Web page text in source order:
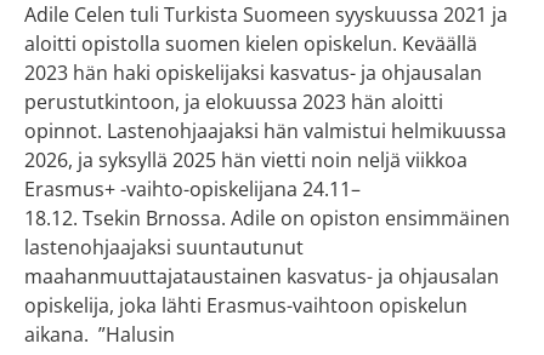
Adile Celen tuli Turkista Suomeen syyskuussa 2021 ja
aloitti opistolla suomen kielen opiskelun. Keväällä
2023 hän haki opiskelijaksi kasvatus- ja ohjausalan
perustutkintoon, ja elokuussa 2023 hän aloitti
opinnot. Lastenohjaajaksi hän valmistui helmikuussa
2026, ja syksyllä 2025 hän vietti noin neljä viikkoa
Erasmus+ -vaihto-opiskelijana 24.11–
18.12. Tsekin Brnossa. Adile on opiston ensimmäinen
lastenohjaajaksi suuntautunut
maahanmuuttajataustainen kasvatus- ja ohjausalan
opiskelija, joka lähti Erasmus-vaihtoon opiskelun
aikana. ”Halusin